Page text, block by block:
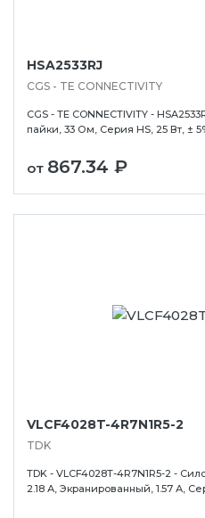
HSA2533RJ
CGS - TE CONNECTIVITY
CGS - TE CONNECTIVITY -
пайки, 33 Ом, Серия HS, 25 Вт, ±
от 867.34 ₽
VLCF4028T-4R7N1R5-2
TDK
TDK - VLCF4028T-4R7N1R5-2 -
2.18 А, Экранированный, 1.57 А,